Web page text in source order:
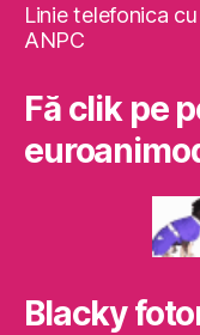
Linie telefonica
ANPC
Fă clik pe
Blacky